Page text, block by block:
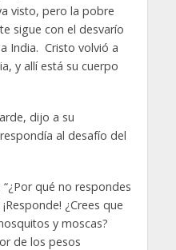
visto, pero la pobre
sigue con el desvarío
India. Cristo volvió a
y allí está su cuerpo
dijo a su
al desafío del
“¿Por qué no respondes
¿Crees que
y moscas?
de los pesos